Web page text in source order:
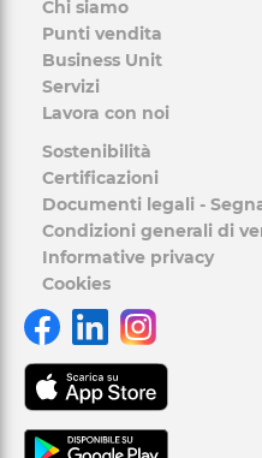
Chi siamo
Punti vendita
Business Unit
Servizi
Lavora con noi
Sostenibilità
Certificazioni
Documenti legali -
Condizioni generali di
Informative privacy
Cookies